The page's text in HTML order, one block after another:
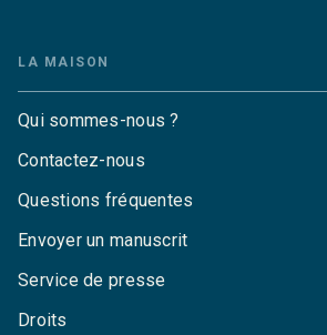
LA MAISON
Qui sommes-nous ?
Contactez-nous
Questions fréquentes
Envoyer un manuscrit
Service de presse
Droits